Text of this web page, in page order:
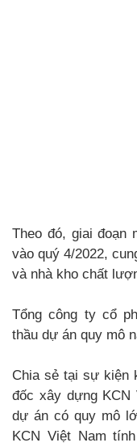
Theo đó, giai đoạn
vào quý 4/2022,
và nhà kho chất
Tổng công ty cổ
thầu dự án quy mô
Chia sẻ tại sự kiện
đốc xây dựng KCN
dự án có quy mô
KCN Việt Nam